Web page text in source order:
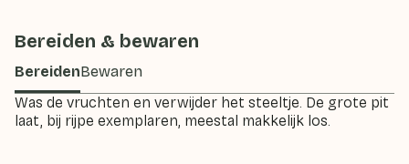
Bereiden & bewaren
BereidenBewaren
Was de vruchten en verwijder het steeltje. De grote pit
laat, bij rijpe exemplaren, meestal makkelijk los.